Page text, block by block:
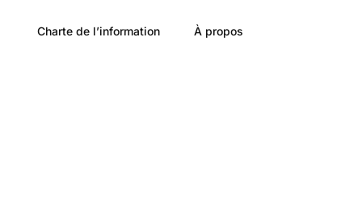
Charte de l’information À propos